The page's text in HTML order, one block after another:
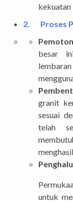
kekuatan
2. Proses
besar
granit
sesuai
telah
untuk